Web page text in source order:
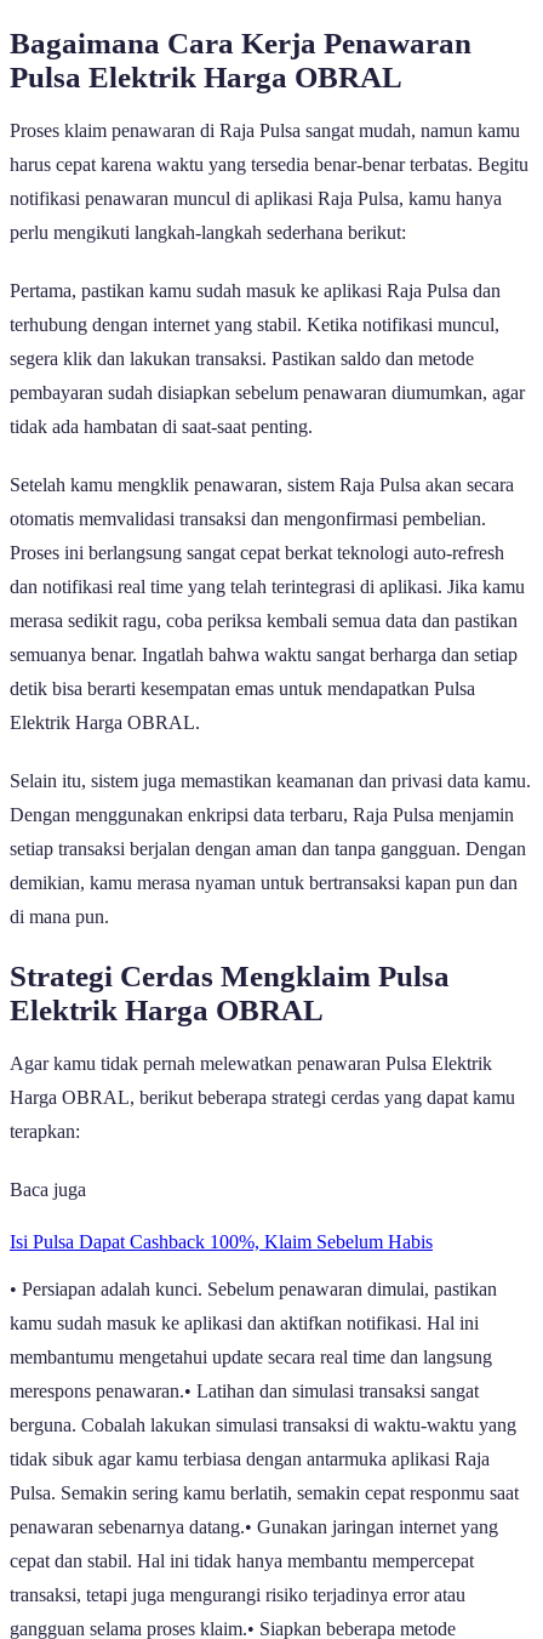
Bagaimana Cara Kerja Penawaran
Pulsa Elektrik Harga OBRAL
Proses klaim penawaran di Raja Pulsa sangat mudah, namun kamu
harus cepat karena waktu yang tersedia benar-benar terbatas. Begitu
notifikasi penawaran muncul di aplikasi Raja Pulsa, kamu hanya
perlu mengikuti langkah-langkah sederhana berikut:
Pertama, pastikan kamu sudah masuk ke aplikasi Raja Pulsa dan
terhubung dengan internet yang stabil. Ketika notifikasi muncul,
segera klik dan lakukan transaksi. Pastikan saldo dan metode
pembayaran sudah disiapkan sebelum penawaran diumumkan, agar
tidak ada hambatan di saat-saat penting.
Setelah kamu mengklik penawaran, sistem Raja Pulsa akan secara
otomatis memvalidasi transaksi dan mengonfirmasi pembelian.
Proses ini berlangsung sangat cepat berkat teknologi auto-refresh
dan notifikasi real time yang telah terintegrasi di aplikasi. Jika kamu
merasa sedikit ragu, coba periksa kembali semua data dan pastikan
semuanya benar. Ingatlah bahwa waktu sangat berharga dan setiap
detik bisa berarti kesempatan emas untuk mendapatkan Pulsa
Elektrik Harga OBRAL.
Selain itu, sistem juga memastikan keamanan dan privasi data kamu.
Dengan menggunakan enkripsi data terbaru, Raja Pulsa menjamin
setiap transaksi berjalan dengan aman dan tanpa gangguan. Dengan
demikian, kamu merasa nyaman untuk bertransaksi kapan pun dan
di mana pun.
Strategi Cerdas Mengklaim Pulsa
Elektrik Harga OBRAL
Agar kamu tidak pernah melewatkan penawaran Pulsa Elektrik
Harga OBRAL, berikut beberapa strategi cerdas yang dapat kamu
terapkan:
Baca juga
Isi Pulsa Dapat Cashback 100%, Klaim Sebelum Habis
• Persiapan adalah kunci. Sebelum penawaran dimulai, pastikan
kamu sudah masuk ke aplikasi dan aktifkan notifikasi. Hal ini
membantumu mengetahui update secara real time dan langsung
merespons penawaran.• Latihan dan simulasi transaksi sangat
berguna. Cobalah lakukan simulasi transaksi di waktu-waktu yang
tidak sibuk agar kamu terbiasa dengan antarmuka aplikasi Raja
Pulsa. Semakin sering kamu berlatih, semakin cepat responmu saat
penawaran sebenarnya datang.• Gunakan jaringan internet yang
cepat dan stabil. Hal ini tidak hanya membantu mempercepat
transaksi, tetapi juga mengurangi risiko terjadinya error atau
gangguan selama proses klaim.• Siapkan beberapa metode